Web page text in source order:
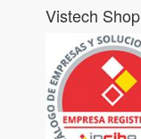
Vistech Shop